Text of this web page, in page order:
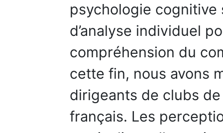
psychologie cognitive
d’analyse individuel
compréhension du
cette fin, nous avons
dirigeants de clubs
français. Les